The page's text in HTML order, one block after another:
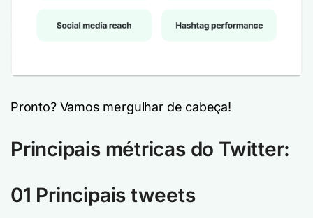
Pronto? Vamos mergulhar de cabeça!
Principais métricas do Twitter:
01 Principais tweets